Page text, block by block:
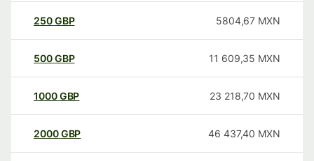
250GBP 5804,67 MXN
500GBP 11 609,35 MXN
1000GBP 23 218,70 MXN
2000GBP 46 437,40 MXN